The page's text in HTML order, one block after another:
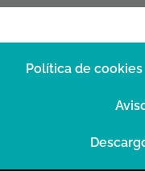
Política de cookies